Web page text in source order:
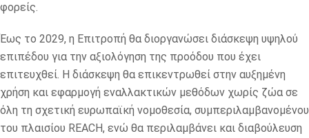
φορείς.
Έως το 2029, η Επιτροπή θα διοργανώσει διάσκεψη υψηλού
επιπέδου για την αξιολόγηση της προόδου που έχει
επιτευχθεί. Η διάσκεψη θα επικεντρωθεί στην αυξημένη
χρήση και εφαρμογή εναλλακτικών μεθόδων χωρίς ζώα σε
όλη τη σχετική ευρωπαϊκή νομοθεσία, συμπεριλαμβανομένου
του πλαισίου REACH, ενώ θα περιλαμβάνει και διαβούλευση